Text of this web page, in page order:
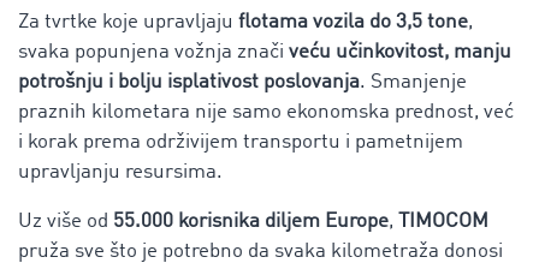
Za tvrtke koje upravljaju flotama vozila do 3,5 tone,
svaka popunjena vožnja znači veću učinkovitost, manju
potrošnju i bolju isplativost poslovanja. Smanjenje
praznih kilometara nije samo ekonomska prednost, već
i korak prema održivijem transportu i pametnijem
upravljanju resursima.
Uz više od 55.000 korisnika diljem Europe,
TIMOCOM
pruža sve što je potrebno da svaka kilometraža donosi